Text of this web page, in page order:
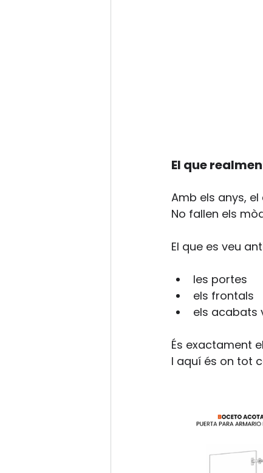
El que
Amb els anys,
No fallen els
El que es veu
les portes
els frontals
els acabats
És exactament
I aquí és on tot